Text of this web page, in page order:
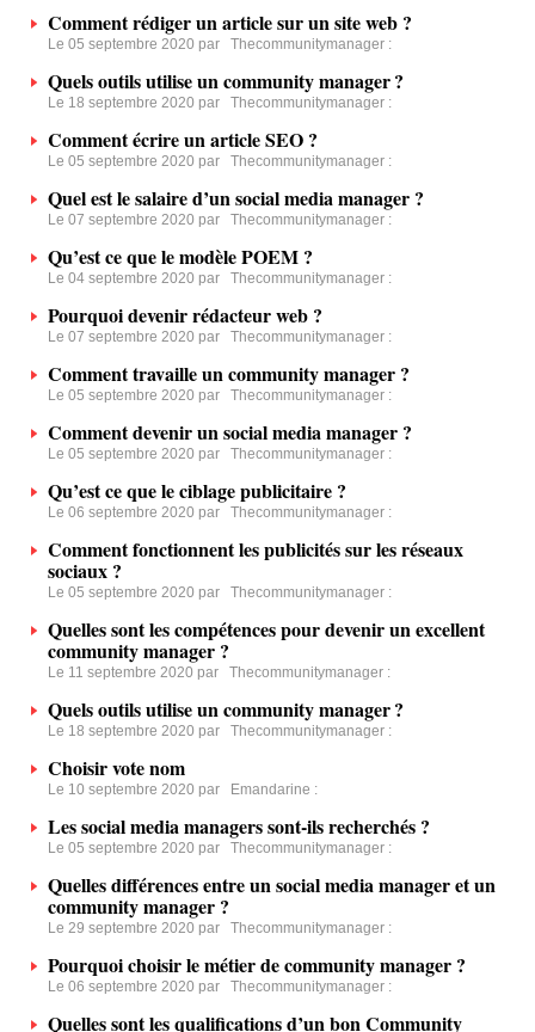
Comment rédiger un article sur un site web ?
Le 05 septembre 2020 par Thecommunitymanager :
Quels outils utilise un community manager ?
Le 18 septembre 2020 par Thecommunitymanager :
Comment écrire un article SEO ?
Le 05 septembre 2020 par Thecommunitymanager :
Quel est le salaire d’un social media manager ?
Le 07 septembre 2020 par Thecommunitymanager :
Qu’est ce que le modèle POEM ?
Le 04 septembre 2020 par Thecommunitymanager :
Pourquoi devenir rédacteur web ?
Le 07 septembre 2020 par Thecommunitymanager :
Comment travaille un community manager ?
Le 05 septembre 2020 par Thecommunitymanager :
Comment devenir un social media manager ?
Le 05 septembre 2020 par Thecommunitymanager :
Qu’est ce que le ciblage publicitaire ?
Le 06 septembre 2020 par Thecommunitymanager :
Comment fonctionnent les publicités sur les réseaux
sociaux ?
Le 05 septembre 2020 par Thecommunitymanager :
Quelles sont les compétences pour devenir un excellent
community manager ?
Le 11 septembre 2020 par Thecommunitymanager :
Quels outils utilise un community manager ?
Le 18 septembre 2020 par Thecommunitymanager :
Choisir vote nom
Le 10 septembre 2020 par Emandarine :
Les social media managers sont-ils recherchés ?
Le 05 septembre 2020 par Thecommunitymanager :
Quelles différences entre un social media manager et un
community manager ?
Le 29 septembre 2020 par Thecommunitymanager :
Pourquoi choisir le métier de community manager ?
Le 06 septembre 2020 par Thecommunitymanager :
Quelles sont les qualifications d’un bon Community